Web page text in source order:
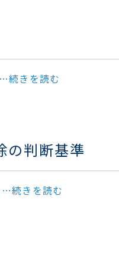
きを読む
の判断基準
続きを読む